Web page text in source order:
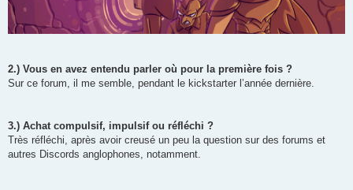
2.) Vous en avez entendu parler où pour la première fois ?
Sur ce forum, il me semble, pendant le kickstarter l’année dernière.
3.) Achat compulsif, impulsif ou réfléchi ?
Très réfléchi, après avoir creusé un peu la question sur des forums et
autres Discords anglophones, notamment.